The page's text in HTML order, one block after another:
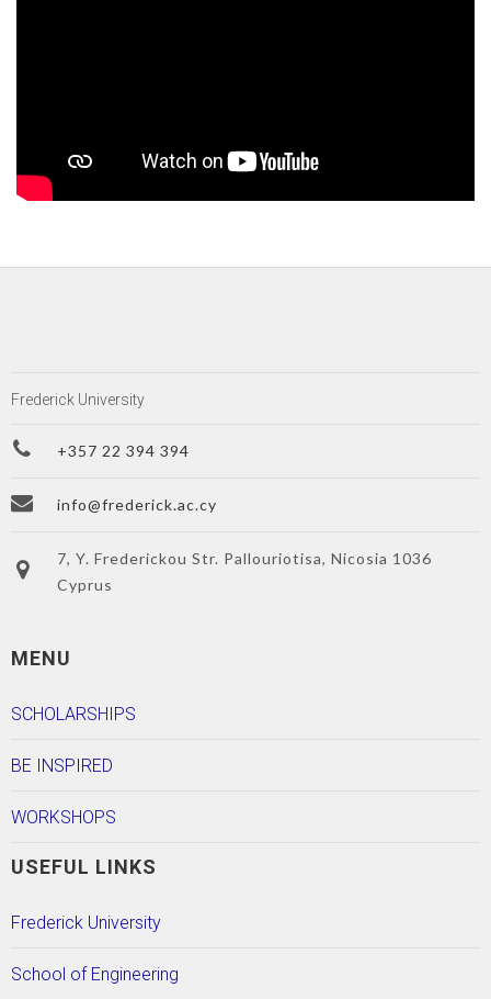
Frederick University
+357 22 394 394
info@frederick.ac.cy
7, Y. Frederickou Str. Pallouriotisa, Nicosia 1036
Cyprus
MENU
SCHOLARSHIPS
BE INSPIRED
WORKSHOPS
USEFUL LINKS
Frederick University
School of Engineering